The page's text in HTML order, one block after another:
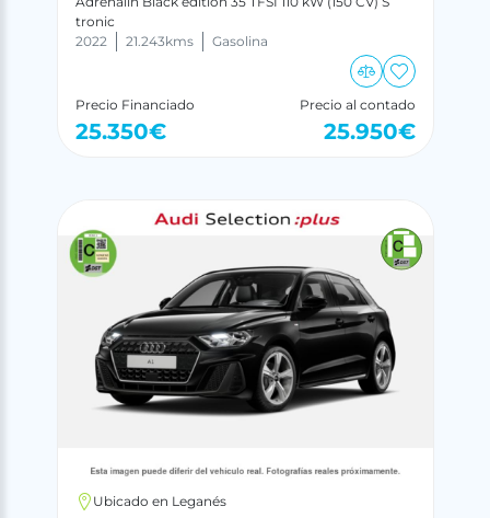
tronic
2022
21.243kms Gasolina
Precio Financiado
25.350€
Precio al contado
25.950€
Ubicado en Leganés